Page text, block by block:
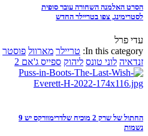
הסרט האלמנה השחורה עובר סופית
לסטרימינג, צפו בטריילר החדש
עדי פרל
In this category: טריילר מארוול פוסטר
זנדאיה לוני טונס ליהוק ספייס ג'אם 2
החתול של שרק 2 מוכיח שלדרימוורקס יש 9
נשמות